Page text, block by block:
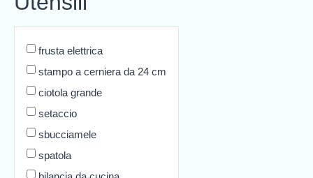
frusta elettrica
stampo a cerniera da 24 cm
ciotola grande
setaccio
sbucciamele
spatola